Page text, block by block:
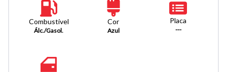
Combustível
Álc./Gasol.
Cor
Azul
Placa
---